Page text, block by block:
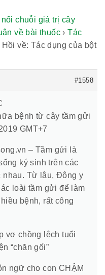
chuỗi giá trị cây
về bài thuốc › Tác
Hồi về: Tác dụng của bột
#1558
bệnh từ cây tầm gửi
GMT+7
– Tầm gửi là
ký sinh trên các
nhau. Từ lâu, Đông y
loài tầm gửi để làm
bệnh, rất công
vợ chồng lệch tuổi
“chăn gối”
ngữ cho con CHẬM